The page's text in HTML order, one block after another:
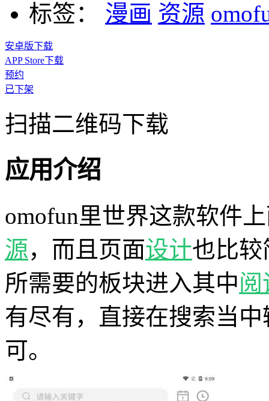
标签：
漫画 资源
安卓版下载
APP Store下载
预约
已下架
扫描二维码下载
应用介绍
omofun里世界这款软件
源，而且页面设计也比
所需要的板块进入其中阅
有尽有，直接在搜索当
可。